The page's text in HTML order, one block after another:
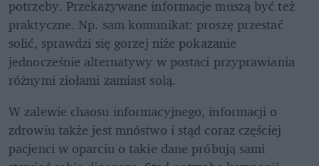
potrzeby. Przekazywane informacje muszą być też
praktyczne. Np. sam komunikat: proszę przestać
solić, sprawdzi się gorzej niże pokazanie
jednocześnie alternatywy w postaci przyprawiania
różnymi ziołami zamiast solą.
W zalewie chaosu informacyjnego, informacji o
zdrowiu także jest mnóstwo i stąd coraz częściej
pacjenci w oparciu o takie dane próbują sami